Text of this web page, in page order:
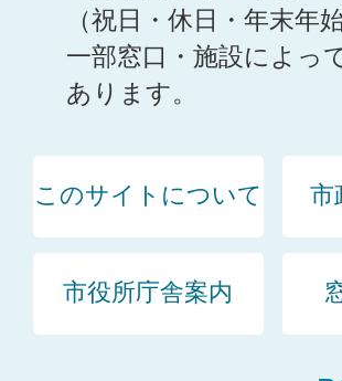
（祝日・休日・年末年
一部窓口・施設によっ
あります。
このサイトについて 市
市役所庁舎案内